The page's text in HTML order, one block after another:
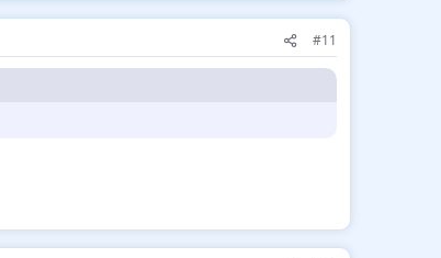
#11